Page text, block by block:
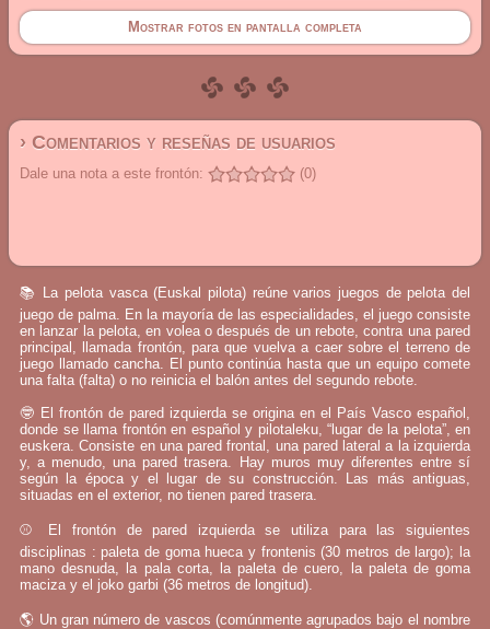
Mostrar fotos en pantalla completa
› Comentarios y reseñas de usuarios
Dale una nota a este frontón: (0)
📚 La pelota vasca (Euskal pilota) reúne varios juegos de pelota del
juego de palma. En la mayoría de las especialidades, el juego consiste
en lanzar la pelota, en volea o después de un rebote, contra una pared
principal, llamada frontón, para que vuelva a caer sobre el terreno de
juego llamado cancha. El punto continúa hasta que un equipo comete
una falta (falta) o no reinicia el balón antes del segundo rebote.
🤓 El frontón de pared izquierda se origina en el País Vasco español,
donde se llama frontón en español y pilotaleku, “lugar de la pelota”, en
euskera. Consiste en una pared frontal, una pared lateral a la izquierda
y, a menudo, una pared trasera. Hay muros muy diferentes entre sí
según la época y el lugar de su construcción. Las más antiguas,
situadas en el exterior, no tienen pared trasera.
⚾ El frontón de pared izquierda se utiliza para las siguientes
disciplinas : paleta de goma hueca y frontenis (30 metros de largo); la
mano desnuda, la pala corta, la paleta de cuero, la paleta de goma
maciza y el joko garbi (36 metros de longitud).
🌎 Un gran número de vascos (comúnmente agrupados bajo el nombre